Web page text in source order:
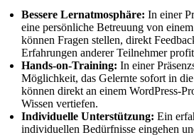
Bessere Lernatmosphäre: In einer
eine persönliche Betreuung von
können Fragen stellen, direkt
Erfahrungen anderer Teilnehmer
Hands-on-Training: In einer
Möglichkeit, das Gelernte sofort in
können direkt an einem WordPress-
Wissen vertiefen.
Individuelle Unterstützung: Ein
individuellen Bedürfnisse eingehen